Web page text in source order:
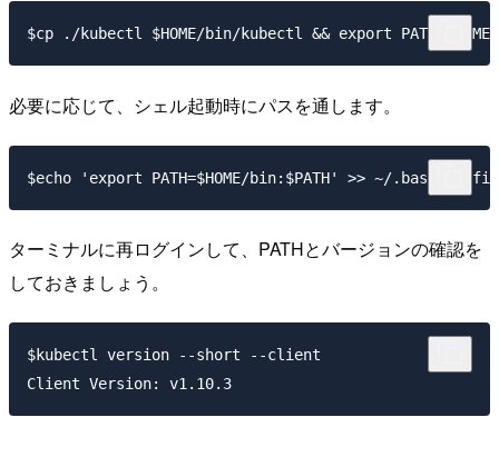
必要に応じて、シェル起動時にパスを通します。
ターミナルに再ログインして、PATHとバージョンの確認を
しておきましょう。
$kubectl version --short --client